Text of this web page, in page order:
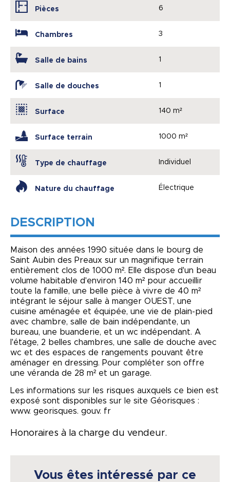
Pièces 6
Chambres 3
Salle de bains 1
Salle de douches 1
Surface 140 m²
Surface terrain 1000 m²
Type de chauffage Individuel
Nature du chauffage Électrique
DESCRIPTION
Maison des années 1990 située dans le bourg de
Saint Aubin des Preaux sur un magnifique terrain
entièrement clos de 1000 m². Elle dispose d'un beau
volume habitable d'environ 140 m² pour accueillir
toute la famille, une belle pièce à vivre de 40 m²
intégrant le séjour salle à manger OUEST, une
cuisine aménagée et équipée, une vie de plain-pied
avec chambre, salle de bain indépendante, un
bureau, une buanderie, et un wc indépendant. A
l'étage, 2 belles chambres, une salle de douche avec
wc et des espaces de rangements pouvant être
aménager en dressing. Pour compléter son offre
une véranda de 28 m² et un garage.
Les informations sur les risques auxquels ce bien est
exposé sont disponibles sur le site Géorisques :
www. georisques. gouv. fr
Honoraires à la charge du vendeur.
Vous êtes intéressé par ce